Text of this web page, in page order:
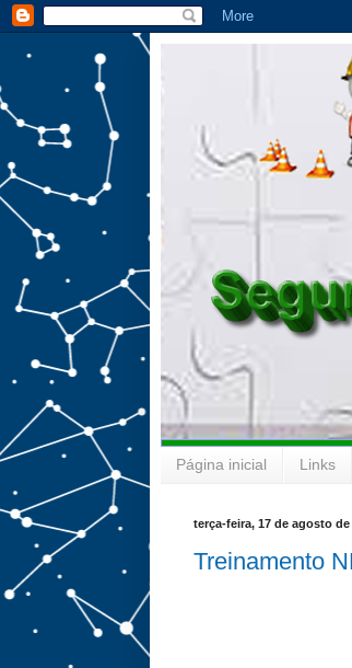
Página inicial Links
terça-feira, 17 de agosto de
Treinamento